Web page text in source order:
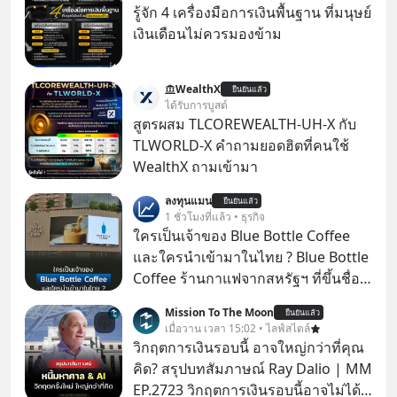
รู้จัก 4 เครื่องมือการเงินพื้นฐาน ที่มนุษย์
เงินเดือนไม่ควรมองข้าม
WealthX ยืนยันแล้ว
ได้รับการบูสต์
สูตรผสม TLCOREWEALTH-UH-X กับ
TLWORLD-X คำถามยอดฮิตที่คนใช้
WealthX ถามเข้ามา
ลงทุนแมน ยืนยันแล้ว
1 ชั่วโมงที่แล้ว • ธุรกิจ
ใครเป็นเจ้าของ Blue Bottle Coffee
และใครนำเข้ามาในไทย ? Blue Bottle
Coffee ร้านกาแฟจากสหรัฐฯ ที่ขึ้นชื่อ
แรกในประเทศไทย ที่ Central Park
Mission To The Moon ยืนยันแล้ว
เมื่อวาน เวลา 15:02 • ไลฟ์สไตล์
วิกฤตการเงินรอบนี้ อาจใหญ่กว่าที่คุณ
คิด? สรุปบทสัมภาษณ์ Ray Dalio | MM
EP.2723 วิกฤตการเงินรอบนี้อาจไม่ได้